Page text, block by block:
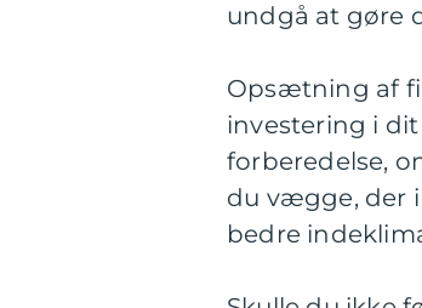
undgå at gøre
Opsætning af
investering i
forberedelse,
du vægge, der
bedre